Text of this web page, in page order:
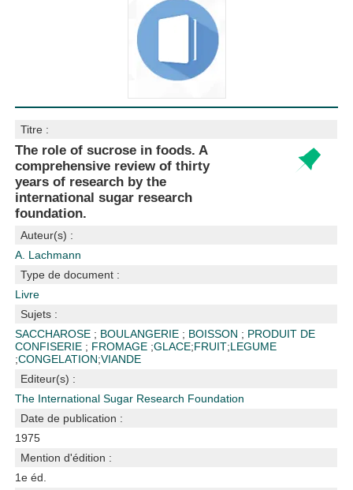
Titre :
The role of sucrose in foods. A
comprehensive review of thirty
years of research by the
international sugar research
foundation.
Auteur(s) :
A. Lachmann
Type de document :
Livre
Sujets :
SACCHAROSE ; BOULANGERIE ; BOISSON ; PRODUIT DE
CONFISERIE ; FROMAGE ;GLACE;FRUIT;LEGUME
;CONGELATION;VIANDE
Editeur(s) :
The International Sugar Research Foundation
Date de publication :
1975
Mention d'édition :
1e éd.